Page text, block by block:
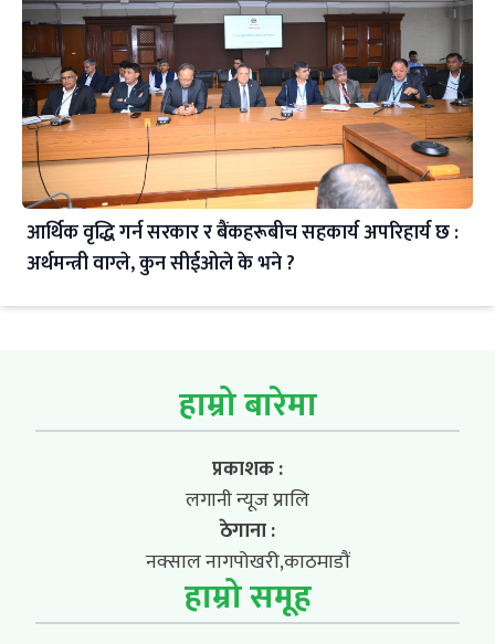
आर्थिक वृद्धि गर्न सरकार र बैंकहरूबीच सहकार्य अपरिहार्य छ :
अर्थमन्त्री वाग्ले, कुन सीईओले के भने ?
हाम्रो बारेमा
प्रकाशक :
लगानी न्यूज प्रालि
ठेगाना :
नक्साल नागपोखरी,काठमाडौं
हाम्रो समूह